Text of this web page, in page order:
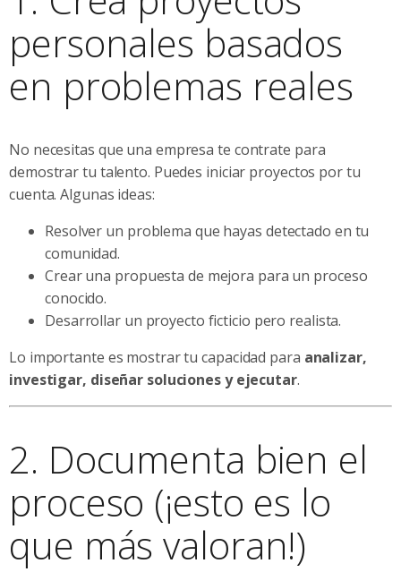
personales basados
en problemas reales
No necesitas que una empresa te contrate para
demostrar tu talento. Puedes iniciar proyectos por tu
cuenta. Algunas ideas:
Resolver un problema que hayas detectado en tu
comunidad.
Crear una propuesta de mejora para un proceso
conocido.
Desarrollar un proyecto ficticio pero realista.
Lo importante es mostrar tu capacidad para analizar,
investigar, diseñar soluciones y ejecutar.
2. Documenta bien el
proceso (¡esto es lo
que más valoran!)